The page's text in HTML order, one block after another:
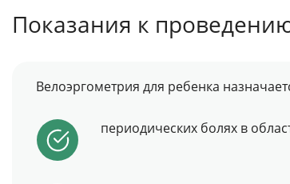
Показания к
Велоэргометрия для ребенка
периодических болях в